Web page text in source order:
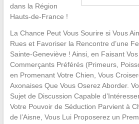
dans la Région
Hauts-de-France !
La Chance Peut Vous Sourire si Vous
Rues et Favoriser la Rencontre d’une
Sainte-Geneviève ! Ainsi, en Faisant
Commerçants Préférés (Primeurs,
en Promenant Votre Chien, Vous
Axonaises Que Vous Oserez Aborder.
Sujet de Discussion Capable
Votre Pouvoir de Séduction Parvient à
de l’Aisne, Vous Lui Proposerez un